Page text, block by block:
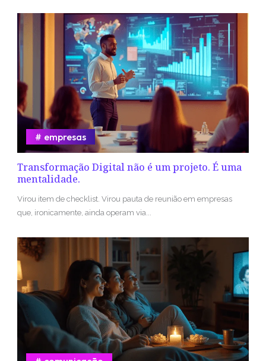
Transformação Digital não é um projeto. É uma
mentalidade.
empresas
Virou item de checklist. Virou pauta de reunião em empresas
que, ironicamente, ainda operam via...